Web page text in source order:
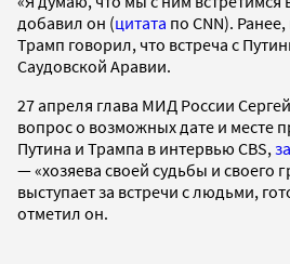
добавил он (цитата по CNN).
Трамп говорил, что встреча с
Саудовской Аравии.
27 апреля глава МИД России
вопрос о возможных дате и месте
Путина и Трампа в интервью CBS,
— «хозяева своей судьбы и своего
выступает за встречи с людьми,
отметил он.